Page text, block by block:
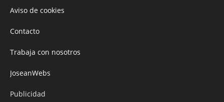
Aviso de cookies
Contacto
Trabaja con nosotros
JoseanWebs
Publicidad